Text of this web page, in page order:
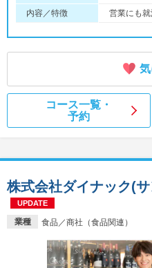
内容／特徴
営業にも
コース一覧・
予約
業種 食品／商社（食品関連）
株式会社ダイナック(
UPDATE